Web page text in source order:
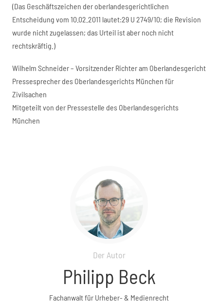
(Das Geschäftszeichen der oberlandesgerichtlichen
Entscheidung vom 10.02.2011 lautet:29 U 2749/10; die Revision
wurde nicht zugelassen; das Urteil ist aber noch nicht
rechtskräftig.)
Wilhelm Schneider – Vorsitzender Richter am Oberlandesgericht
Pressesprecher des Oberlandesgerichts München für
Zivilsachen
Mitgeteilt von der Pressestelle des Oberlandesgerichts
München
Der Autor
Philipp Beck
Fachanwalt für Urheber- & Medienrecht